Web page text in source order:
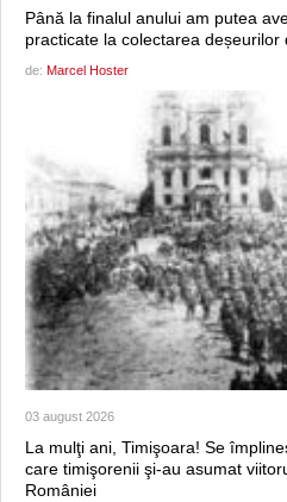
Până la finalul anului am putea
practicate la colectarea deșeurilor
de: Marcel Hoster
03 august 2026
La mulţi ani, Timişoara! Se
care timişorenii şi-au asumat
României